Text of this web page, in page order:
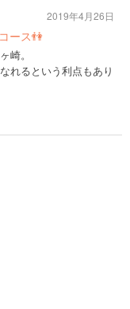
ース👫
崎。
れるという利点もあり
2019年4月26日